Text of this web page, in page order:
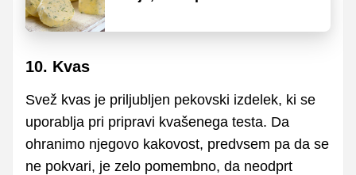
10. Kvas
Svež kvas je priljubljen pekovski izdelek, ki se
uporablja pri pripravi kvašenega testa. Da
ohranimo njegovo kakovost, predvsem pa da se
ne pokvari, je zelo pomembno, da neodprt